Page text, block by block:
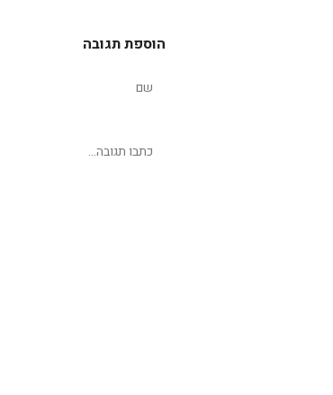
הוספת תגובה